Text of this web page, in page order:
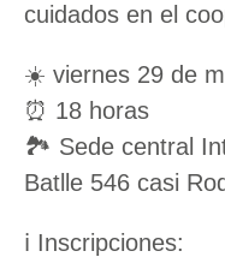
cuidados en el
☀️ viernes 29 de
⏰ 18 horas
🏞️ Sede central
Batlle 546 casi
ℹ️ Inscripciones: